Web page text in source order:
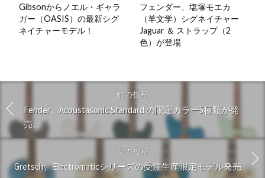
Gibsonからノエル・ギャラ
ガー（OASIS）の最新シグ
ネイチャーモデル！
フェンダー、塩塚モエカ
（羊文学）シグネイチャー
Jaguar ＆ ストラップ（2
色）が登場
前の投稿
Fender、Acoustasonic Standard の限定カラー5種類が発
売。
次の投稿
Gretsch、Electromaticシリーズの受注生産限定モデル発売